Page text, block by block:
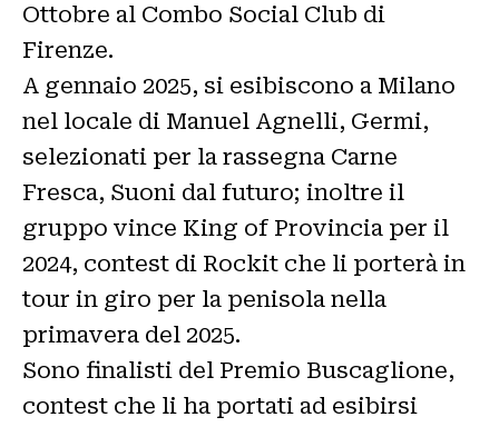
Ottobre al Combo Social Club di
Firenze.
A gennaio 2025, si esibiscono a Milano
nel locale di Manuel Agnelli, Germi,
selezionati per la rassegna Carne
Fresca, Suoni dal futuro; inoltre il
gruppo vince King of Provincia per il
2024, contest di Rockit che li porterà in
tour in giro per la penisola nella
primavera del 2025.
Sono finalisti del Premio Buscaglione,
contest che li ha portati ad esibirsi